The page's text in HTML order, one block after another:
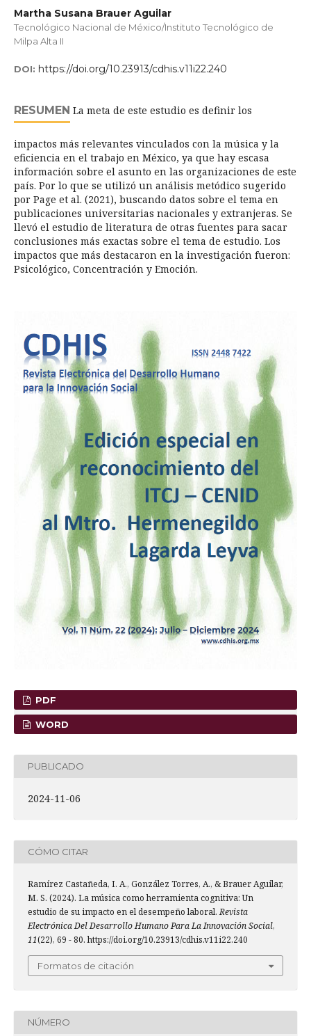
Martha Susana Brauer Aguilar
Tecnológico Nacional de México/Instituto Tecnológico de
Milpa Alta II
DOI: https://doi.org/10.23913/cdhis.v11i22.240
RESUMEN La meta de este estudio es definir los
impactos más relevantes vinculados con la música y la
eficiencia en el trabajo en México, ya que hay escasa
información sobre el asunto en las organizaciones de este
país. Por lo que se utilizó un análisis metódico sugerido
por Page et al. (2021), buscando datos sobre el tema en
publicaciones universitarias nacionales y extranjeras. Se
llevó el estudio de literatura de otras fuentes para sacar
conclusiones más exactas sobre el tema de estudio. Los
impactos que más destacaron en la investigación fueron:
Psicológico, Concentración y Emoción.
PDF
WORD
PUBLICADO
2024-11-06
CÓMO CITAR
Ramírez Castañeda, I. A., González Torres, A., & Brauer Aguilar,
M. S. (2024). La música como herramienta cognitiva: Un
estudio de su impacto en el desempeño laboral.Revista
Electrónica Del Desarrollo Humano Para La Innovación Social,
11(22), 69 - 80. https://doi.org/10.23913/cdhis.v11i22.240
Formatos de citación
NÚMERO